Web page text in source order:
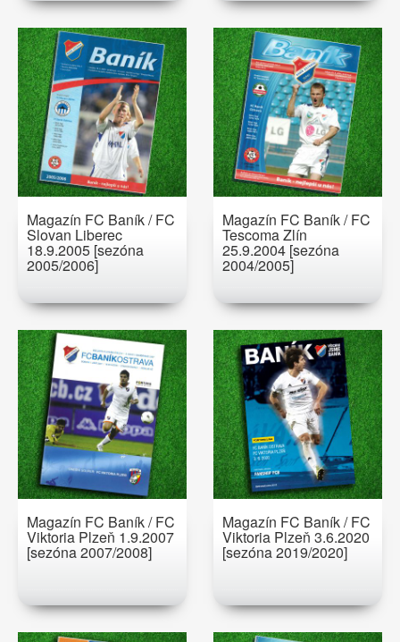
Magazín FC Baník / FC
Slovan Liberec
18.9.2005 [sezóna
2005/2006]
Magazín FC Baník / FC
Tescoma Zlín
25.9.2004 [sezóna
2004/2005]
Magazín FC Baník / FC
Viktoria Plzeň 1.9.2007
[sezóna 2007/2008]
Magazín FC Baník / FC
Viktoria Plzeň 3.6.2020
[sezóna 2019/2020]